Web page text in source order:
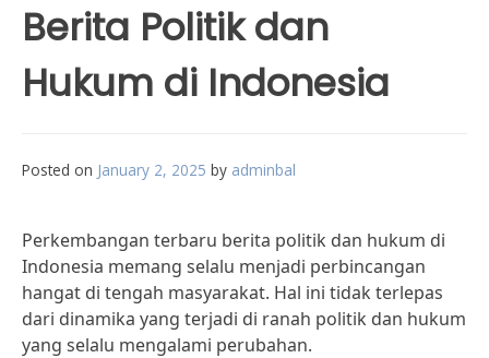
Berita Politik dan
Hukum di Indonesia
Posted on January 2, 2025 by adminbal
Perkembangan terbaru berita politik dan hukum di
Indonesia memang selalu menjadi perbincangan
hangat di tengah masyarakat. Hal ini tidak terlepas
dari dinamika yang terjadi di ranah politik dan hukum
yang selalu mengalami perubahan.